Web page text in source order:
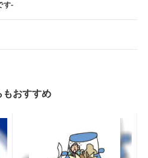
す-
もおすすめ